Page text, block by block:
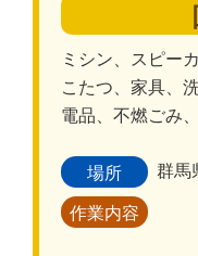
ミシン、スピー
こたつ、家具、
電品、不燃ごみ
場所 群馬
作業内容